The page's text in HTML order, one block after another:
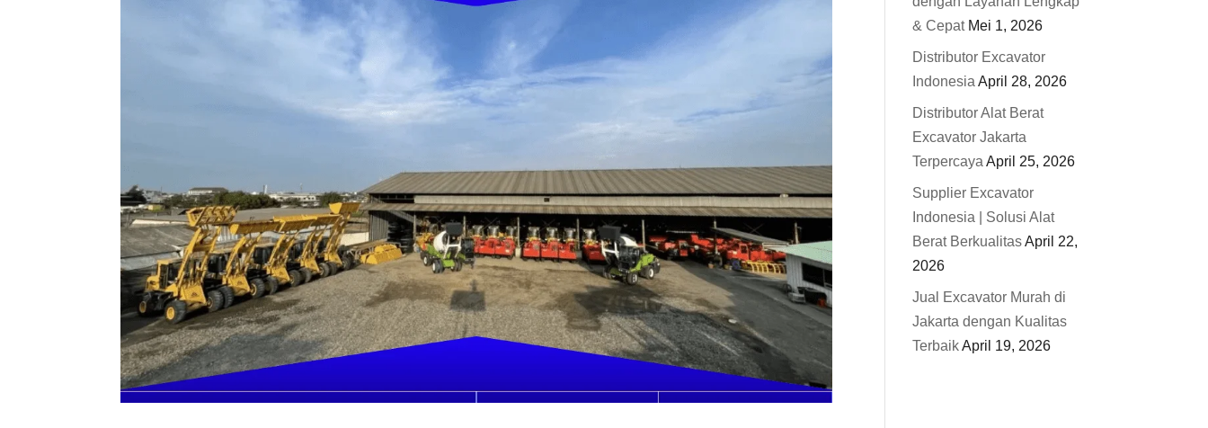
& Cepat Mei 1, 2026
Distributor Excavator
Indonesia April 28, 2026
Distributor Alat Berat
Excavator Jakarta
Terpercaya April 25, 2026
Supplier Excavator
Indonesia | Solusi Alat
Berat BerkualitasApril 22,
2026
Jual Excavator Murah di
Jakarta dengan Kualitas
TerbaikApril 19, 2026